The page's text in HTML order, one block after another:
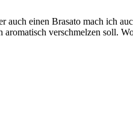
einen Brasato mach ich
verschmelzen soll.